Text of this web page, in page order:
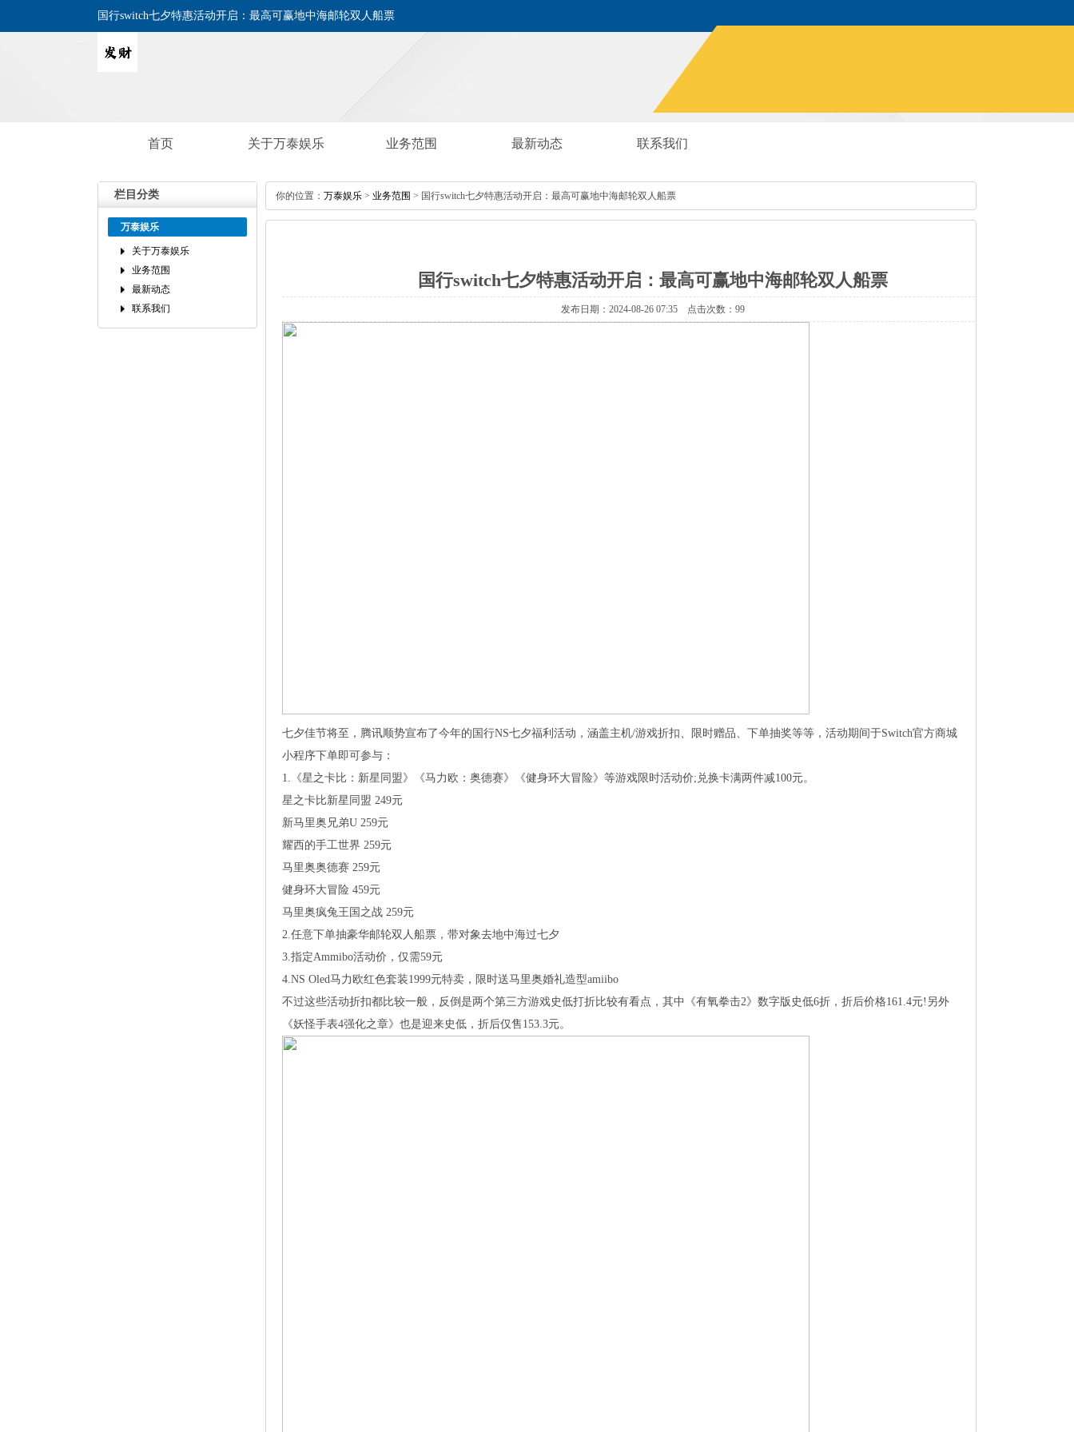
国行switch七夕特惠活动开启：最高可赢地中海邮轮双人船票
首页 关于万泰娱乐 业务范围 最新动态 联系我们
栏目分类
万泰娱乐
关于万泰娱乐
业务范围
最新动态
联系我们
你的位置： 万泰娱乐 > 业务范围 >国行switch七夕特惠活动开启：最高可赢地中海邮轮双人船票
国行switch七夕特惠活动开启：最高可赢地中海邮轮双人船票
发布日期：2024-08-2607:35点击次数：99
七夕佳节将至，腾讯顺势宣布了今年的国行NS七夕福利活动，涵盖主机/游戏折扣、限时赠品、下单抽奖等等，活动期间于Switch官方商城
小程序下单即可参与：
1.《星之卡比：新星同盟》《马力欧：奥德赛》《健身环大冒险》等游戏限时活动价;兑换卡满两件减100元。
星之卡比新星同盟249元
新马里奥兄弟U259元
耀西的手工世界259元
马里奥奥德赛259元
健身环大冒险459元
马里奥疯兔王国之战259元
2.任意下单抽豪华邮轮双人船票，带对象去地中海过七夕
3.指定Ammibo活动价，仅需59元
4.NSOled马力欧红色套装1999元特卖，限时送马里奥婚礼造型amiibo
不过这些活动折扣都比较一般，反倒是两个第三方游戏史低打折比较有看点，其中《有氧拳击2》数字版史低6折，折后价格161.4元!另外
《妖怪手表4强化之章》也是迎来史低，折后仅售153.3元。